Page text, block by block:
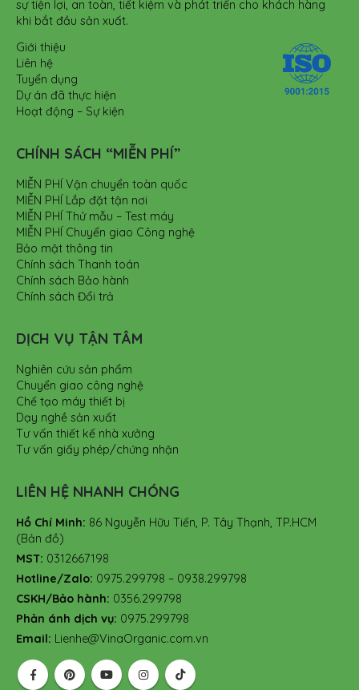
sự tiện lợi, an toàn, tiết kiệm và phát triển cho khách hàng
khi bắt đầu sản xuất.
Giới thiệu
Liên hệ
Tuyển dụng
Dự án đã thực hiện
Hoạt động – Sự kiện
CHÍNH SÁCH “MIỄN PHÍ”
MIỄN PHÍ Vận chuyển toàn quốc
MIỄN PHÍ Lắp đặt tận nơi
MIỄN PHÍ Thử mẫu – Test máy
MIỄN PHÍ Chuyển giao Công nghệ
Bảo mật thông tin
Chính sách Thanh toán
Chính sách Bảo hành
Chính sách Đổi trả
DỊCH VỤ TẬN TÂM
Nghiên cứu sản phẩm
Chuyển giao công nghệ
Chế tạo máy thiết bị
Dạy nghề sản xuất
Tư vấn thiết kế nhà xưởng
Tư vấn giấy phép/chứng nhận
LIÊN HỆ NHANH CHÓNG
Hồ Chí Minh: 86 Nguyễn Hữu Tiến, P. Tây Thạnh, TP.HCM
(Bản đồ)
MST: 0312667198
Hotline/Zalo: 0975.299798 – 0938.299798
CSKH/Bảo hành: 0356.299798
Phản ánh dịch vụ: 0975.299798
Email: Lienhe@VinaOrganic.com.vn